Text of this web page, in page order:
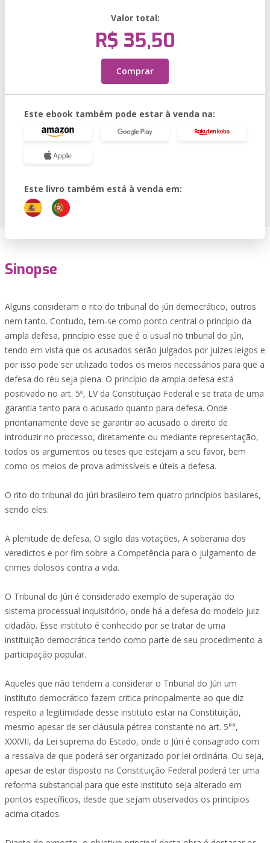
Valor total:
R$ 35,50
Comprar
Este ebook também pode estar à venda na:
Este livro também está à venda em:
Sinopse
Alguns consideram o rito do tribunal do júri democrático, outros
nem tanto. Contudo, tem-se como ponto central o princípio da
ampla defesa, princípio esse que é o usual no tribunal do júri,
tendo em vista que os acusados serão julgados por juízes leigos e
por isso pode ser utilizado todos os meios necessários para que a
defesa do réu seja plena. O princípio da ampla defesa está
positivado no art. 5º, LV da Constituição Federal e se trata de uma
garantia tanto para o acusado quanto para defesa. Onde
prioritariamente deve se garantir ao acusado o direito de
introduzir no processo, diretamente ou mediante representação,
todos os argumentos ou teses que estejam a seu favor, bem
como os meios de prova admissíveis e úteis a defesa.
O rito do tribunal do júri brasileiro tem quatro princípios basilares,
sendo eles:
A plenitude de defesa, O sigilo das votações, A soberania dos
veredictos e por fim sobre a Competência para o julgamento de
crimes dolosos contra a vida.
O Tribunal do Júri é considerado exemplo de superação do
sistema processual inquisitório, onde há a defesa do modelo juiz
cidadão. Esse instituto é conhecido por se tratar de uma
instituição democrática tendo como parte de seu procedimento a
participação popular.
Aqueles que não tendem a considerar o Tribunal do Júri um
instituto democrático fazem critica principalmente ao que diz
respeito a legitimidade desse instituto estar na Constituição,
mesmo apesar de ser cláusula pétrea constante no art. 5°°,
XXXVII, da Lei suprema do Estado, onde o Júri é consagrado com
a ressalva de que poderá ser organizado por lei ordinária. Ou seja,
apesar de estar disposto na Constituição Federal poderá ter uma
reforma substancial para que este instituto seja alterado em
pontos específicos, desde que sejam observados os princípios
acima citados.